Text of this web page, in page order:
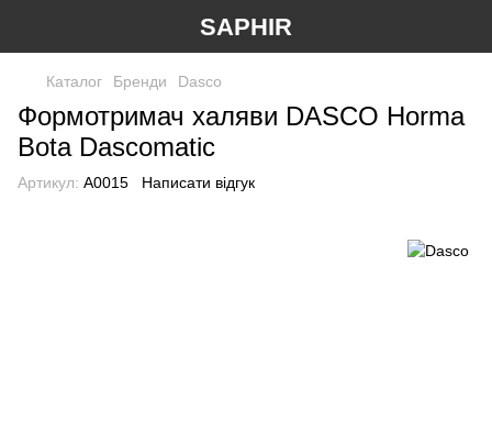
SAPHIR
Каталог Бренди Dasco
Формотримач халяви DASCO Horma
Bota Dascomatic
Артикул: А0015 Написати відгук